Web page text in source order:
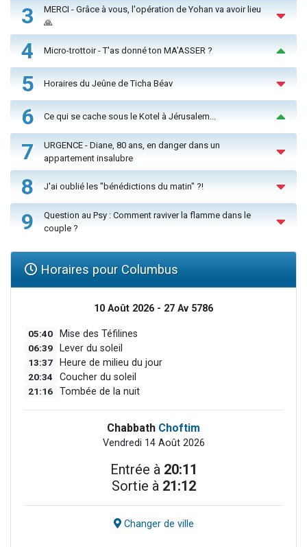
3
MERCI - Grâce à vous, l'opération de Yohan va avoir lieu
🙏
4 Micro-trottoir - T'as donné ton MA’ASSER ?
5 Horaires du Jeûne de Ticha Béav
6 Ce qui se cache sous le Kotel à Jérusalem...
7
URGENCE - Diane, 80 ans, en danger dans un
appartement insalubre
8 J'ai oublié les "bénédictions du matin" ?!
9
Question au Psy : Comment raviver la flamme dans le
couple ?
Horaires pour Columbus
10 Août 2026 - 27 Av 5786
05:40 Mise des Téfilines
06:39 Lever du soleil
13:37 Heure de milieu du jour
20:34 Coucher du soleil
21:16 Tombée de la nuit
Chabbath Choftim
Vendredi 14 Août 2026
Entrée à 20:11
Sortie à 21:12
Changer de ville